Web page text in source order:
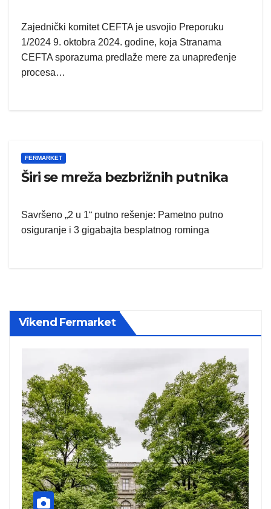
Zajednički komitet CEFTA je usvojio Preporuku
1/2024 9. oktobra 2024. godine, koja Stranama
CEFTA sporazuma predlaže mere za unapređenje
procesa…
FERMARKET
Širi se mreža bezbrižnih putnika
Savršeno „2 u 1“ putno rešenje: Pametno putno
osiguranje i 3 gigabajta besplatnog rominga
Vikend Fermarket